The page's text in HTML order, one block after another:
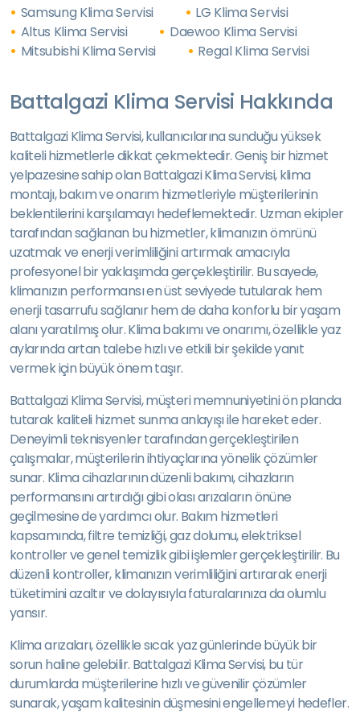
Samsung Klima Servisi
LG Klima Servisi
Altus Klima Servisi
Daewoo Klima Servisi
Mitsubishi Klima Servisi
Regal Klima Servisi
Battalgazi Klima Servisi Hakkında
Battalgazi Klima Servisi, kullanıcılarına sunduğu yüksek
kaliteli hizmetlerle dikkat çekmektedir. Geniş bir hizmet
yelpazesine sahip olan Battalgazi Klima Servisi, klima
montajı, bakım ve onarım hizmetleriyle müşterilerinin
beklentilerini karşılamayı hedeflemektedir. Uzman ekipler
tarafından sağlanan bu hizmetler, klimanızın ömrünü
uzatmak ve enerji verimliliğini artırmak amacıyla
profesyonel bir yaklaşımda gerçekleştirilir. Bu sayede,
klimanızın performansı en üst seviyede tutularak hem
enerji tasarrufu sağlanır hem de daha konforlu bir yaşam
alanı yaratılmış olur. Klima bakımı ve onarımı, özellikle yaz
aylarında artan talebe hızlı ve etkili bir şekilde yanıt
vermek için büyük önem taşır.
Battalgazi Klima Servisi, müşteri memnuniyetini ön planda
tutarak kaliteli hizmet sunma anlayışı ile hareket eder.
Deneyimli teknisyenler tarafından gerçekleştirilen
çalışmalar, müşterilerin ihtiyaçlarına yönelik çözümler
sunar. Klima cihazlarının düzenli bakımı, cihazların
performansını artırdığı gibi olası arızaların önüne
geçilmesine de yardımcı olur. Bakım hizmetleri
kapsamında, filtre temizliği, gaz dolumu, elektriksel
kontroller ve genel temizlik gibi işlemler gerçekleştirilir. Bu
düzenli kontroller, klimanızın verimliliğini artırarak enerji
tüketimini azaltır ve dolayısıyla faturalarınıza da olumlu
yansır.
Klima arızaları, özellikle sıcak yaz günlerinde büyük bir
sorun haline gelebilir. Battalgazi Klima Servisi, bu tür
durumlarda müşterilerine hızlı ve güvenilir çözümler
sunarak, yaşam kalitesinin düşmesini engellemeyi hedefler.